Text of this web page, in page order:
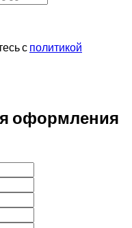
с политикой
оформления